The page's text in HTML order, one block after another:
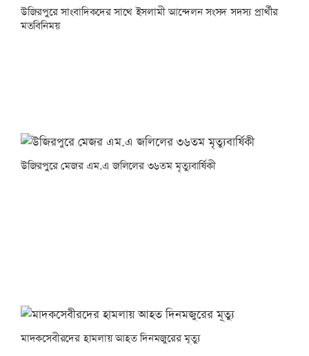
উজিরপুরে সাংবাদিকদের সাথে ইসলামী আন্দেলন সংসদ সদস্য প্রার্থীর
মতবিনিময়
উজিরপুরে মেজর এম.এ জলিলের ৩৬তম মৃত্যুবার্ষিকী
মাদকসেবীরদের হামলায় আহত দিনমজুরের মূত্যু